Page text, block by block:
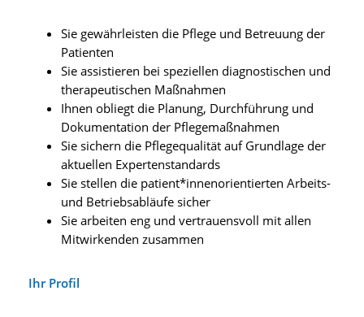
Sie gewährleisten die Pflege und Betreuung der
Patienten
Sie assistieren bei speziellen diagnostischen und
therapeutischen Maßnahmen
Ihnen obliegt die Planung, Durchführung und
Dokumentation der Pflegemaßnahmen
Sie sichern die Pflegequalität auf Grundlage der
aktuellen Expertenstandards
Sie stellen die patient*innenorientierten Arbeits-
und Betriebsabläufe sicher
Sie arbeiten eng und vertrauensvoll mit allen
Mitwirkenden zusammen
Ihr Profil